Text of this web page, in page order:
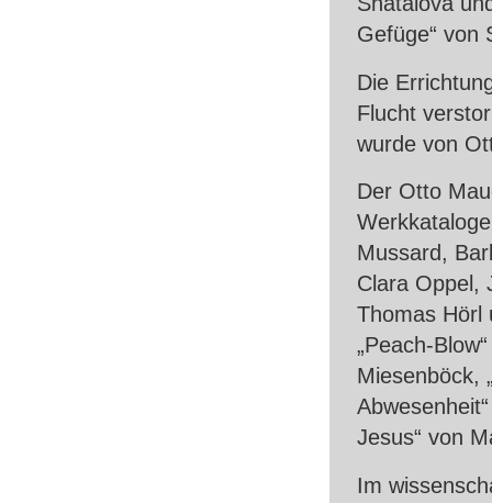
Gefüge“ von
Die
Flucht
wurde von
Der Otto
Mussard,
Clara Oppel,
Thomas Hörl
„Peach-
Miesenböck,
Jesus“ von
Im